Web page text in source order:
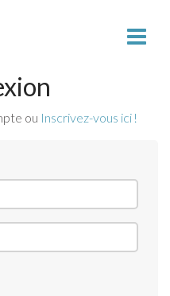
ou Inscrivez-vous ici !